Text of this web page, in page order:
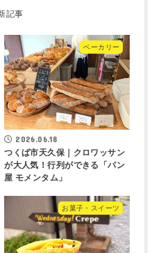
ベーカリー
2026.06.18
つくば市天久保｜クロワッサン
が大人気！行列ができる「パン
屋 モメンタム」
お菓子・スイーツ